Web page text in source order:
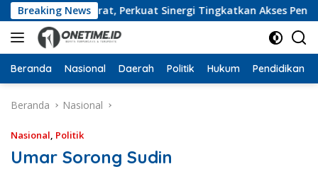
Langsung
ke
konten
Breaking News
Barat, Perkuat Sinergi Tingkatkan Akses Pendidikan
Beranda Nasional Daerah Politik Hukum Pendidikan
Beranda Nasional
Nasional, Politik
Umar Sorong Sudin